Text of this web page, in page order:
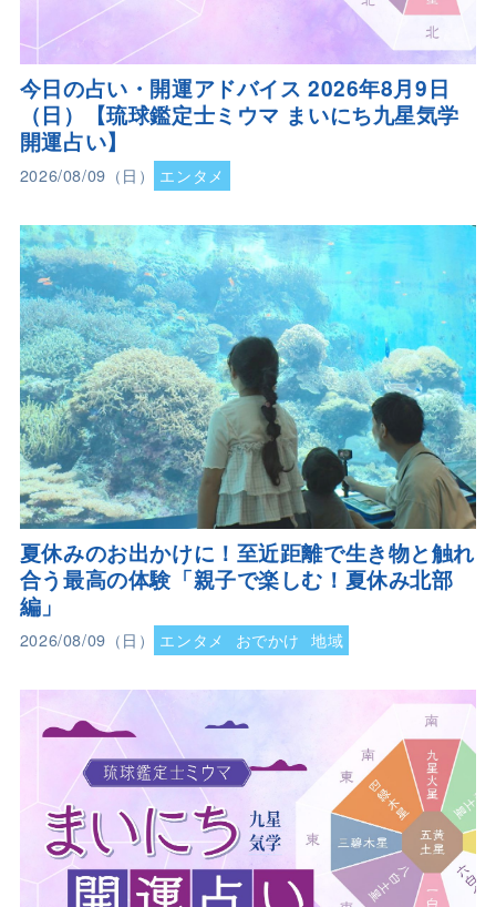
今日の占い・開運アドバイス 2026年8月9日
（日）【琉球鑑定士ミウマ まいにち九星気学
開運占い】
2026/08/09（日） エンタメ
夏休みのお出かけに！至近距離で生き物と触れ
合う最高の体験「親子で楽しむ！夏休み北部
編」
2026/08/09（日） エンタメ おでかけ 地域